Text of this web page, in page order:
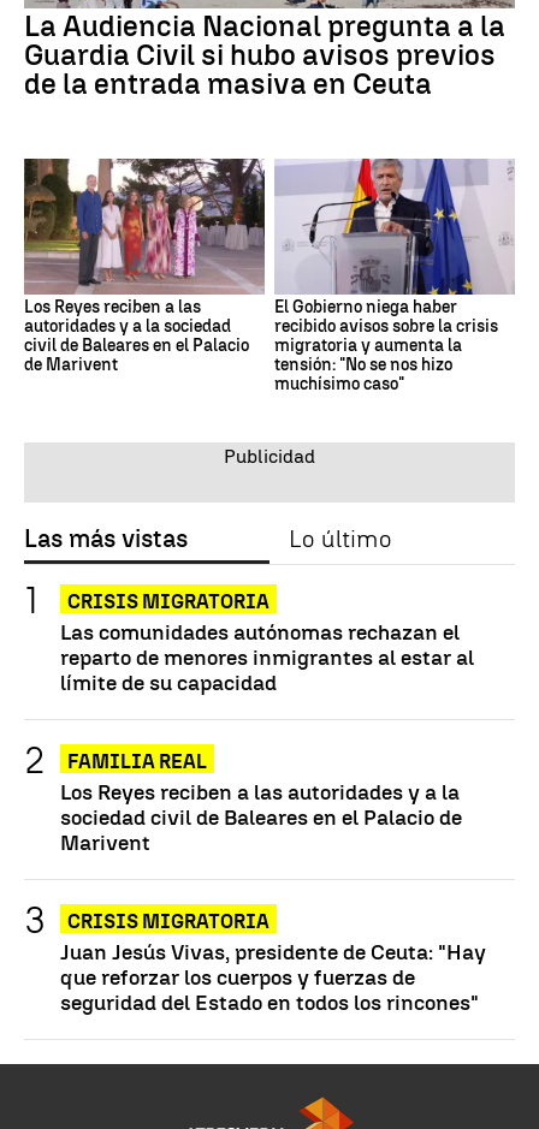
La Audiencia Nacional pregunta a la
Guardia Civil si hubo avisos previos
de la entrada masiva en Ceuta
Los Reyes reciben a las
autoridades y a la sociedad
civil de Baleares en el Palacio
de Marivent
El Gobierno niega haber
recibido avisos sobre la crisis
migratoria y aumenta la
tensión: "No se nos hizo
muchísimo caso"
Las más vistas Lo último
CRISIS MIGRATORIA
Las comunidades autónomas rechazan el
reparto de menores inmigrantes al estar al
límite de su capacidad
FAMILIA REAL
Los Reyes reciben a las autoridades y a la
sociedad civil de Baleares en el Palacio de
Marivent
CRISIS MIGRATORIA
Juan Jesús Vivas, presidente de Ceuta: "Hay
que reforzar los cuerpos y fuerzas de
seguridad del Estado en todos los rincones"